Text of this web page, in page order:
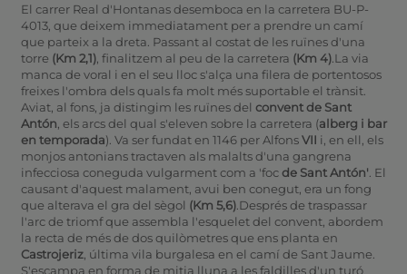
El carrer Real d'Hontanas desemboca en la carretera BU-P-
4013, que deixem immediatament per a prendre un camí
que parteix a la dreta. Passant al costat de les ruïnes d'una
torre (Km 2,1), finalitzem al peu de la carretera (Km 4).La via
manca de voral i en el seu lloc s'alça una filera de portentosos
freixes l'ombra dels quals fa molt més suportable el trànsit.
Aviat, al fons, ja distingim les ruïnes del convent de Sant
Antón , els arcs del qual s'eleven sobre la carretera (alberg i bar
en temporada). Va ser fundat en 1146 per AlfonsVII i, en ell, els
monjos antonians tractaven als malalts d'una gangrena
infecciosa coneguda vulgarment com a 'focde Sant Antón' . El
causant d'aquest malament, avui ben conegut, era un fong
que alterava el gra del sègol (Km 5,6).Després de traspassar
l'arc de triomf que assembla l'esquelet del convent, abordem
la recta de més de dos quilòmetres que ens planta en
Castrojeriz, última vila burgalesa en el camí de Sant Jaume.
S'escampa en forma de mitja lluna a les faldilles d'un turó